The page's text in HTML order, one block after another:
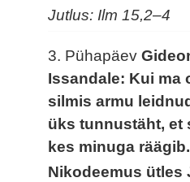
Jutlus: Ilm 15,2–4
3. Pühapäev
Issandale: Kui ma
silmis armu
üks tunnustäht, et
kes minuga räägib.
Nikodeemus ütles